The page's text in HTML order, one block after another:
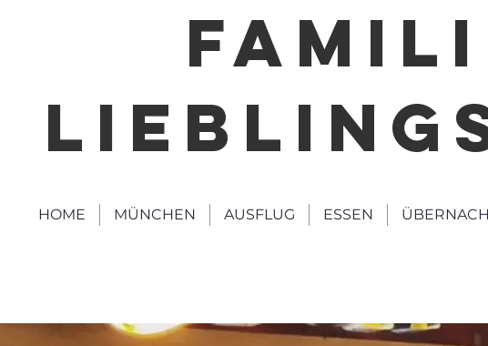
HOME MÜNCHEN AUSFLUG ESSEN